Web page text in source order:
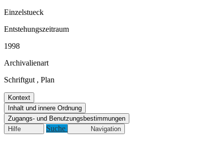
Einzelstueck
Entstehungszeitraum
1998
Archivalienart
Schriftgut , Plan
Kontext
Inhalt und innere Ordnung
Zugangs- und Benutzungsbestimmungen
Hilfe
Suche Navigation